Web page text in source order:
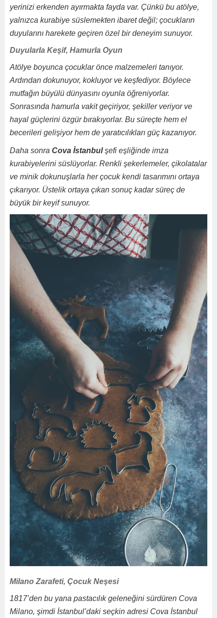
yerinizi erkenden ayırmakta fayda var. Çünkü bu atölye,
yalnızca kurabiye süslemekten ibaret değil; çocukların
duyularını harekete geçiren özel bir deneyim sunuyor.
Duyularla Keşif, Hamurla Oyun
Atölye boyunca çocuklar önce malzemeleri tanıyor.
Ardından dokunuyor, kokluyor ve keşfediyor. Böylece
mutfağın büyülü dünyasını oyunla öğreniyorlar.
Sonrasında hamurla vakit geçiriyor, şekiller veriyor ve
hayal güçlerini özgür bırakıyorlar. Bu süreçte hem el
becerileri gelişiyor hem de yaratıcılıkları güç kazanıyor.
Daha sonra Cova İstanbulşefi eşliğinde imza
kurabiyelerini süslüyorlar. Renkli şekerlemeler, çikolatalar
ve minik dokunuşlarla her çocuk kendi tasarımını ortaya
çıkarıyor. Üstelik ortaya çıkan sonuç kadar süreç de
büyük bir keyif sunuyor.
Milano Zarafeti, Çocuk Neşesi
1817’den bu yana pastacılık geleneğini sürdüren Cova
Milano, şimdi İstanbul’daki seçkin adresi Cova İstanbul